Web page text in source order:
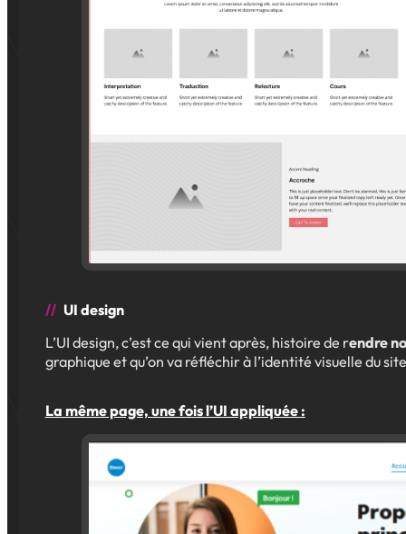
UI design
L’UI design, c’est ce qui vient après, histoire de rendre
graphique et qu’on va réfléchir à l’identité visuelle du
La même page, une fois l’UI appliquée :